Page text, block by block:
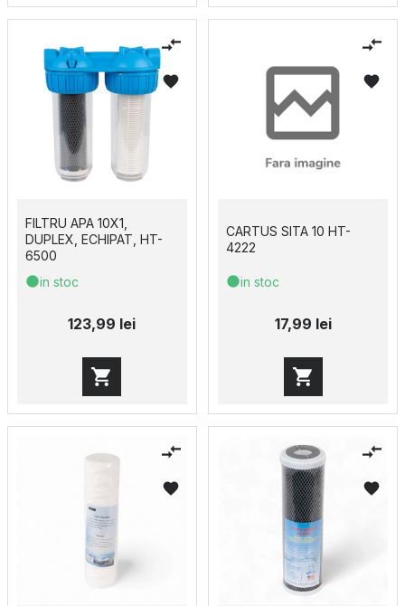
FILTRU APA 10X1,
DUPLEX, ECHIPAT, HT-
6500
in stoc
123,99 lei
CARTUS SITA 10 HT-
4222
in stoc
17,99 lei